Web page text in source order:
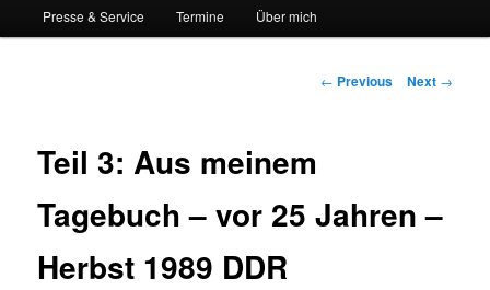
Presse & Service Termine Über mich
Post navigation
← Previous Next →
Teil 3: Aus meinem
Tagebuch – vor 25 Jahren –
Herbst 1989 DDR